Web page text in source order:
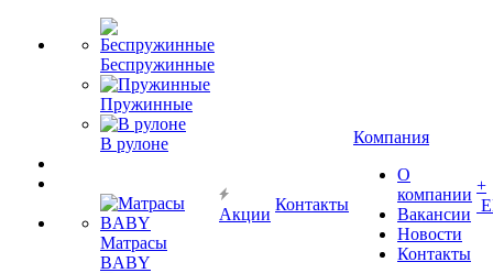
Беспружинные
Пружинные
В рулоне
Матрасы
BABY
Акции
Контакты
Компания
О
компании
Вакансии
Новости
Контакты
+